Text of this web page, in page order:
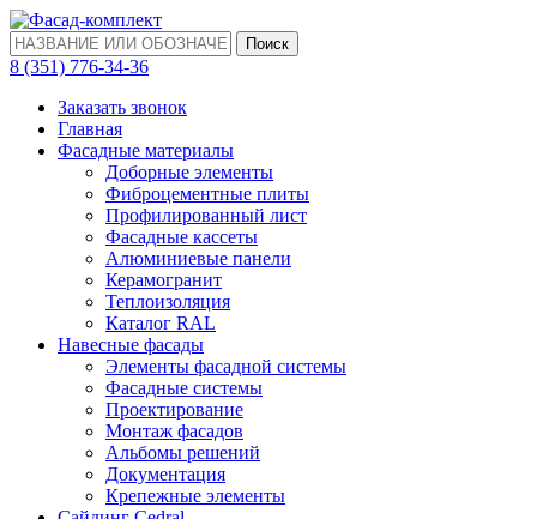
Поиск
‎8 (351) 776-34-36
Заказать звонок
Главная
Фасадные материалы
Доборные элементы
Фиброцементные плиты
Профилированный лист
Фасадные кассеты
Алюминиевые панели
Керамогранит
Теплоизоляция
Каталог RAL
Навесные фасады
Элементы фасадной системы
Фасадные системы
Проектирование
Монтаж фасадов
Альбомы решений
Документация
Крепежные элементы